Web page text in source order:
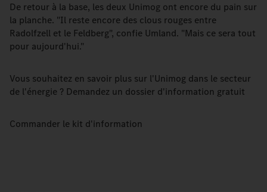
De retour à la base, les deux Unimog ont encore du pain sur
la planche. "Il reste encore des clous rouges entre
Radolfzell et le Feldberg", confie Umland. "Mais ce sera tout
pour aujourd'hui."
Vous souhaitez en savoir plus sur l'Unimog dans le secteur
de l'énergie ? Demandez un dossier d'information gratuit
Commander le kit d'information